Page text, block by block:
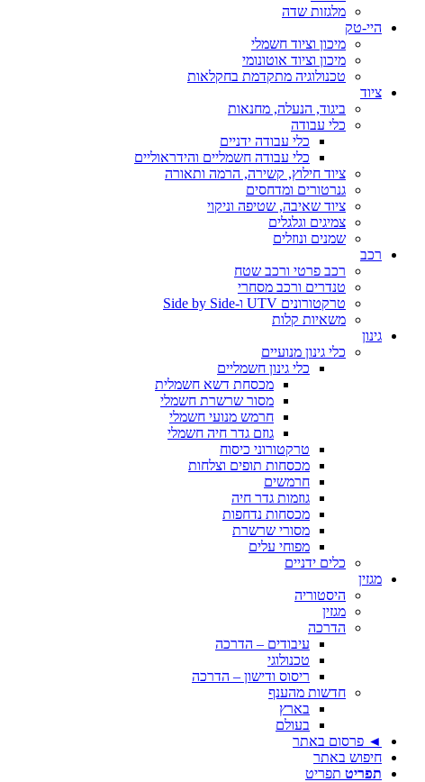
מלגזות שדה
היי-טק
מיכון וציוד חשמלי
מיכון וציוד אוטונומי
טכנולוגיה מתקדמת בחקלאות
ציוד
ביגוד, הנעלה, מחנאות
כלי עבודה
כלי עבודה ידניים
כלי עבודה חשמליים והידראוליים
ציוד חילוץ, קשירה, הרמה ותאורה
גנרטורים ומדחסים
ציוד שאיבה, שטיפה וניקוי
צמיגים וגלגלים
שמנים ונוזלים
רכב
רכב פרטי ורכב שטח
טנדרים ורכב מסחרי
טרקטורונים UTV ו-Side by Side
משאיות קלות
גינון
כלי גינון מנועיים
כלי גינון חשמליים
מכסחת דשא חשמלית
מסור שרשרת חשמלי
חרמש מנועי חשמלי
גוזם גדר חיה חשמלי
טרקטורוני כיסוח
מכסחות תופים וצלחות
חרמשים
גוזמות גדר חיה
מכסחות נדחפות
מסורי שרשרת
מפוחי עלים
כלים ידניים
מגזין
היסטוריה
מגזין
הדרכה
עיבודים – הדרכה
טכנולוגי
ריסוס ודישון – הדרכה
חדשות מהענף
בארץ
בעולם
◄ פרסום באתר
חיפוש באתר
תפריט תפריט